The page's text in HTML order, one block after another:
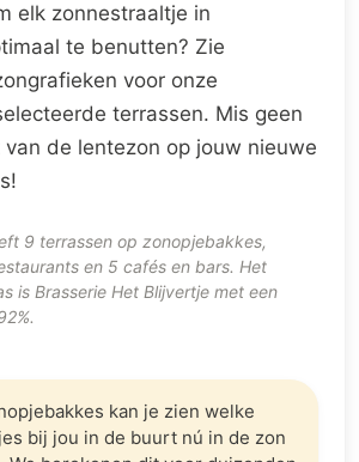
elk zonnestraaltje in
te benutten? Zie
voor onze
terrassen. Mis geen
de lentezon op jouw nieuwe
9 terrassen op zonopjebakkes,
en 5 cafés en bars. Het
is Brasserie Het Blijvertje met een
kan je zien welke
bij jou in de buurt nú in de zon